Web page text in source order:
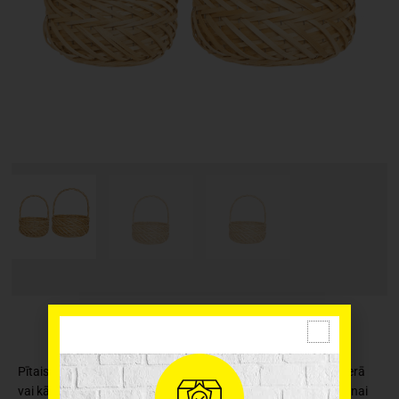
Pītais grozs, lieliski iederēsies kā dekora elements Jūsu interjerā
vai kā mantu organizētājs. Ideāls grozs dāvanu komplektēšanai